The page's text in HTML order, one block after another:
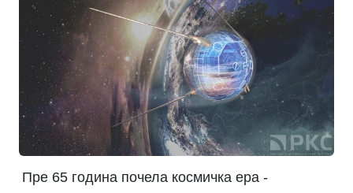
Пре 65 година почела космичка ера -